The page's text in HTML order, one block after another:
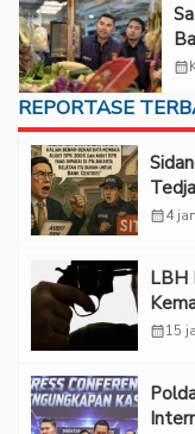
calendar_month
REPORTASE
calendar_month4
LBH
calendar_month15